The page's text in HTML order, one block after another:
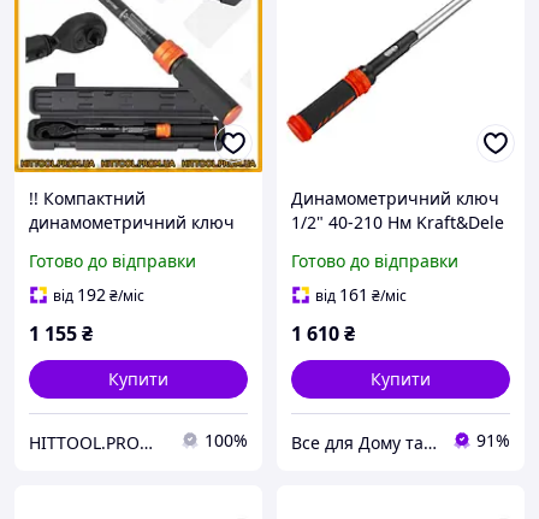
!! Компактний
динамометричний ключ
точного затягування
болтів KRAFTDELE 1-25 Нм
Готово до відправки
від 192₴/міс
1 155₴
Купити
HITTOOL.PROM.UA 100%
Динамометричний ключ
1/2" 40-210 Нм Kraft&Dele
Готово до відправки
від 161 ₴/міс
1 610₴
Купити
Все для Дому та Саду Bizon24🛠 91%